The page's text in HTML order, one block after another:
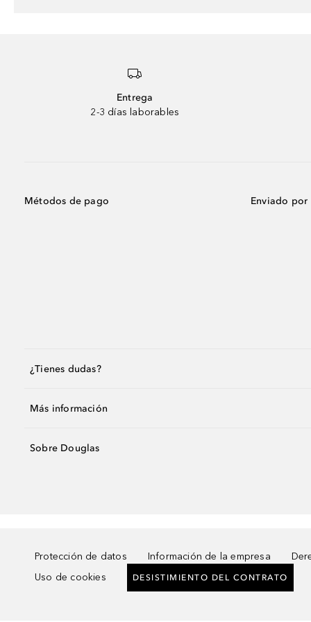
Entrega
2-3 días laborables
Métodos de pago Enviado por
¿Tienes dudas?
Más información
Sobre Douglas
Protección de datos Información de la empresa
Uso de cookies
DESISTIMIENTO DEL CONTRATO